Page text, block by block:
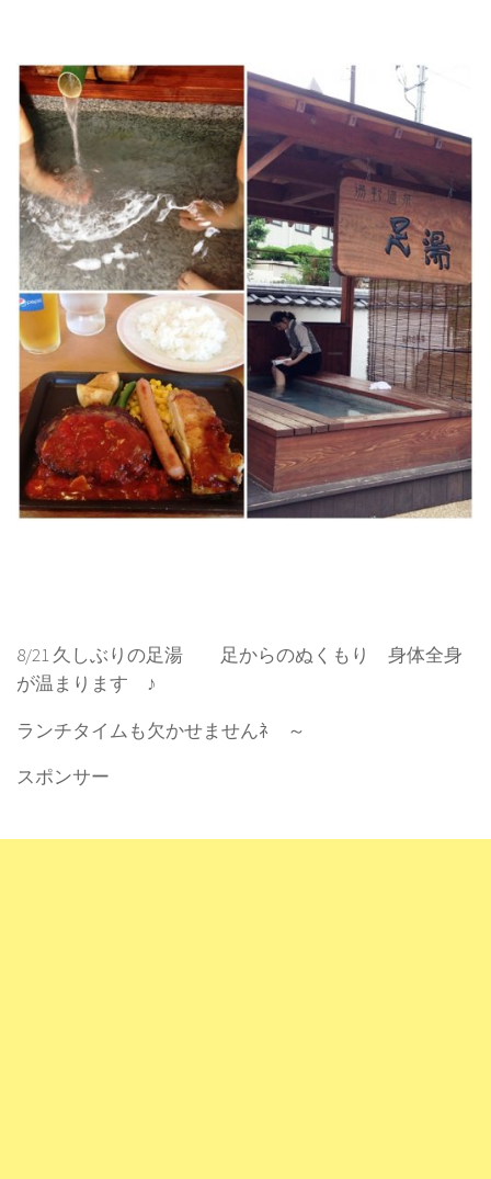
8/21 久しぶりの足湯 足からのぬくもり 身体全身
が温まります ♪
ランチタイムも欠かせませんﾈ ～
スポンサー